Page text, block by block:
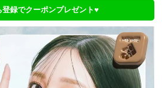
登録でクーポンプレゼント♥